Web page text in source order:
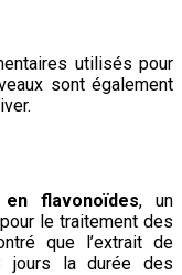
utilisés pour
sont également
flavonoïdes, un
le traitement des
que l’extrait de
jours la durée des